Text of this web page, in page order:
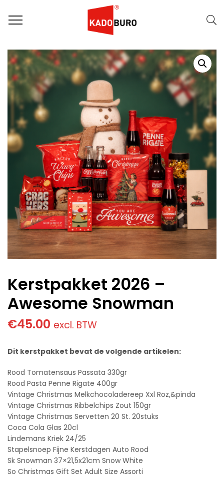
Home
Kerstpakketten
Kerstpakket 2026 – Awesome Snowman
Kerstpakket 2026 –
Awesome Snowman
€45.00 excl. BTW
Dit kerstpakket bevat de volgende artikelen:
Rood Tomatensaus Passata 330gr
Rood Pasta Penne Rigate 400gr
Vintage Christmas Melkchocoladereep Xxl Roz,&pinda
Vintage Christmas Ribbelchips Zout 150gr
Vintage Christmas Servetten 20 St. 20stuks
Coca Cola Glas 20cl
Lindemans Kriek 24/25
Stapelsnoep Fijne Kerstdagen Auto Rood
Sk Snowman 37×21,5x21cm Snow White
So Christmas Gift Set Adult Size Assorti